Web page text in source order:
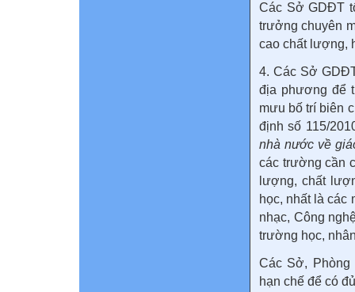
Các Sở GDĐT
trưởng chuyên
cao chất lượng,
4. Các Sở
địa phương để
mưu bố trí biên
định số 115/
nhà nước về
các trường cần
lượng, chất
học, nhất là các
nhạc, Công
trường học,
Các Sở, Phòng
hạn chế để có